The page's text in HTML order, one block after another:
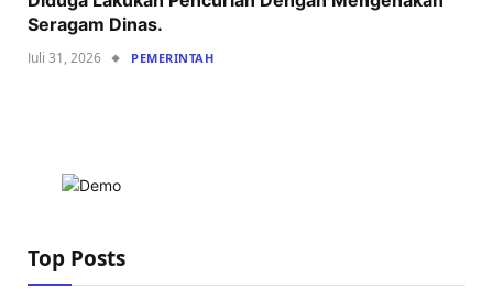
Seragam Dinas.
Juli 31, 2026 PEMERINTAH
Top Posts